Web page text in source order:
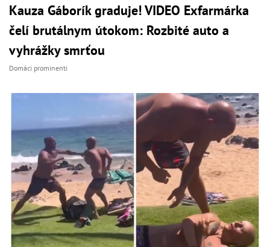
Kauza Gáborík graduje! VIDEO Exfarmárka
čelí brutálnym útokom: Rozbité auto a
vyhrážky smrťou
Domáci prominenti